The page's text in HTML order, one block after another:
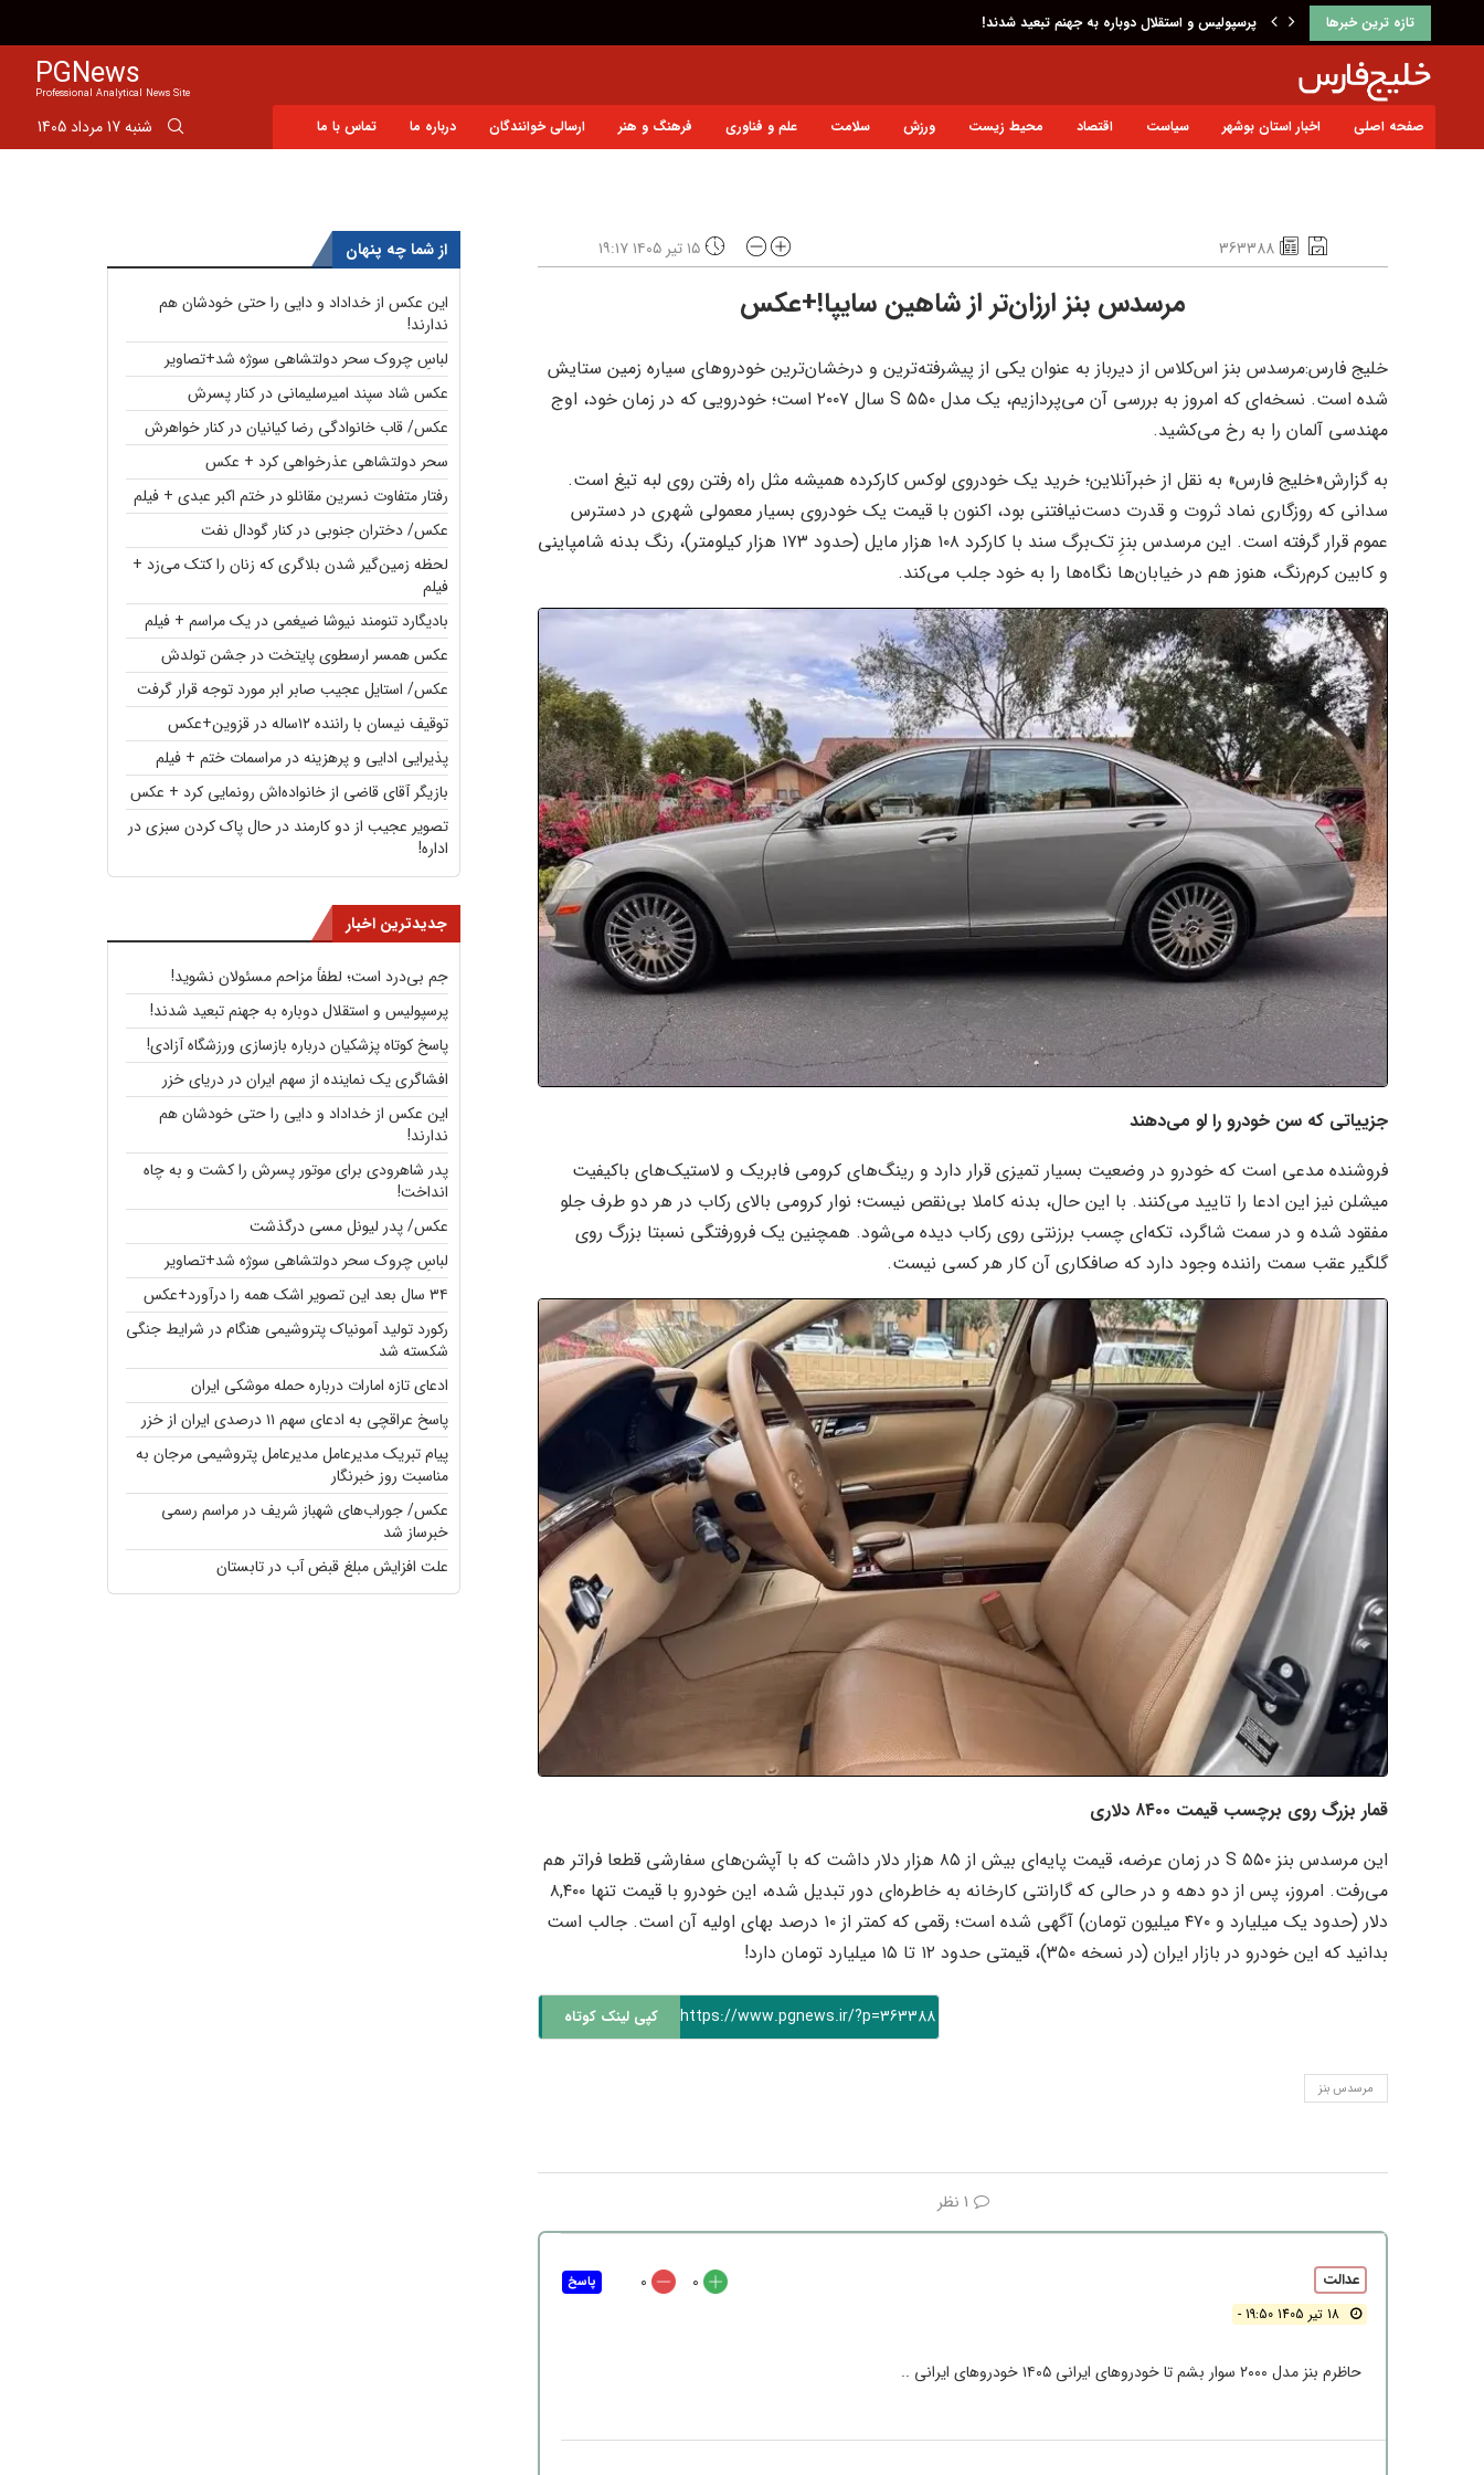
تازه ترین خبرها پاسخ کوتاه پزشکیان درباره بازسازی ورزشگاه آزادی!
PGNews
Professional Analytical News Site
صفحه اصلی اخبار استان بوشهر سیاست اقتصاد محیط زیست ورزش سلامت علم و فناوری فرهنگ و هنر ارسالی خوانندگان درباره ما تماس با ما شنبه 17 مرداد 1405
363388 ۱۵ تیر ۱۴۰۵ ۱۹:۱۷
مرسدس بنز ارزان‌تر از شاهین سایپا!+عکس
خلیج فارس:مرسدس بنز اس‌کلاس از دیرباز به عنوان یکی از پیشرفته‌ترین و درخشان‌ترین خودروهای سیاره زمین ستایش
شده است. نسخه‌ای که امروز به بررسی آن می‌پردازیم، یک مدل S ۵۵۰ سال ۲۰۰۷ است؛ خودرویی که در زمان خود، اوج
مهندسی آلمان را به رخ می‌کشید.
به گزارش«خلیج فارس» به نقل از خبرآنلاین؛ خرید یک خودروی لوکس کارکرده همیشه مثل راه رفتن روی لبه تیغ است.
سدانی که روزگاری نماد ثروت و قدرت دست‌نیافتنی بود، اکنون با قیمت یک خودروی بسیار معمولی شهری در دسترس
عموم قرار گرفته است. این مرسدس بنزِ تک‌برگ سند با کارکرد ۱۰۸ هزار مایل (حدود ۱۷۳ هزار کیلومتر)، رنگ بدنه شامپاینی
و کابین کرم‌رنگ، هنوز هم در خیابان‌ها نگاه‌ها را به خود جلب می‌کند.
جزییاتی که سن خودرو را لو می‌دهند
فروشنده مدعی است که خودرو در وضعیت بسیار تمیزی قرار دارد و رینگ‌های کرومی فابریک و لاستیک‌های باکیفیت
میشلن نیز این ادعا را تایید می‌کنند. با این حال، بدنه کاملا بی‌نقص نیست؛ نوار کرومی بالای رکاب در هر دو طرف جلو
مفقود شده و در سمت شاگرد، تکه‌ای چسب برزنتی روی رکاب دیده می‌شود. همچنین یک فرورفتگی نسبتا بزرگ روی
گلگیر عقب سمت راننده وجود دارد که صافکاری آن کار هر کسی نیست.
قمار بزرگ روی برچسب قیمت ۸۴۰۰ دلاری
این مرسدس بنز S ۵۵۰ در زمان عرضه، قیمت پایه‌ای بیش از ۸۵ هزار دلار داشت که با آپشن‌های سفارشی قطعا فراتر هم
می‌رفت. امروز، پس از دو دهه و در حالی که گارانتی کارخانه به خاطره‌ای دور تبدیل شده، این خودرو با قیمت تنها ۸,۴۰۰
دلار (حدود یک میلیارد و ۴۷۰ میلیون تومان) آگهی شده است؛ رقمی که کمتر از ۱۰ درصد بهای اولیه آن است. جالب است
بدانید که این خودرو در بازار ایران (در نسخه ۳۵۰)، قیمتی حدود ۱۲ تا ۱۵ میلیارد تومان دارد!
https://www.pgnews.ir/?p=363388 کپی لینک کوتاه
مرسدس بنز
1 نظر
عدالت
18 تیر 1405 19:50 -
0
0
حاظرم بنز مدل ۲۰۰۰ سوار بشم تا خودروهای ایرانی ۱۴۰۵ خودروهای ایرانی ..
پاسخ
از شما چه پنهان
این عکس از خداداد و دایی را حتی خودشان هم
ندارند!
لباسِ چروک سحر دولتشاهی سوژه شد+تصاویر
عکس شاد سپند امیرسلیمانی در کنار پسرش
عکس/ قاب خانوادگی رضا کیانیان در کنار خواهرش
سحر دولتشاهی عذرخواهی کرد + عکس
رفتار متفاوت نسرین مقانلو در ختم اکبر عبدی + فیلم
عکس/ دختران جنوبی در کنار گودال نفت
لحظه زمین‌گیر شدن بلاگری که زنان را کتک می‌زد +
فیلم
بادیگارد تنومند نیوشا ضیغمی در یک مراسم + فیلم
عکس همسر ارسطوی پایتخت در جشن تولدش
عکس/ استایل عجیب صابر ابر مورد توجه قرار گرفت
توقیف نیسان با راننده ۱۲ساله در قزوین+عکس
پذیرایی ادایی و پرهزینه در مراسمات ختم + فیلم
بازیگر آقای قاضی از خانواده‌اش رونمایی کرد + عکس
تصویر عجیب از دو کارمند در حال پاک کردن سبزی در
اداره!
جدیدترین اخبار
جم بی‌درد است؛ لطفاً مزاحم مسئولان نشوید!
پرسپولیس و استقلال دوباره به جهنم تبعید شدند!
پاسخ کوتاه پزشکیان درباره بازسازی ورزشگاه آزادی!
افشاگری یک نماینده از سهم ایران در دریای خزر
این عکس از خداداد و دایی را حتی خودشان هم
ندارند!
پدر شاهرودی برای موتور پسرش را کشت و به چاه
انداخت!
عکس/ پدر لیونل مسی درگذشت
لباسِ چروک سحر دولتشاهی سوژه شد+تصاویر
۳۴ سال بعد این تصویر اشک همه را درآورد+عکس
رکورد تولید آمونیاک پتروشیمی هنگام در شرایط جنگی
شکسته شد
ادعای تازه امارات درباره حمله موشکی ایران
پاسخ عراقچی به ادعای سهم ۱۱ درصدی ایران از خزر
پیام تبریک مدیرعامل مدیرعامل پتروشیمی مرجان به
مناسبت روز خبرنگار
عکس/ جوراب‌های شهباز شریف در مراسم رسمی
خبرساز شد
علت افزایش مبلغ قبض آب در تابستان